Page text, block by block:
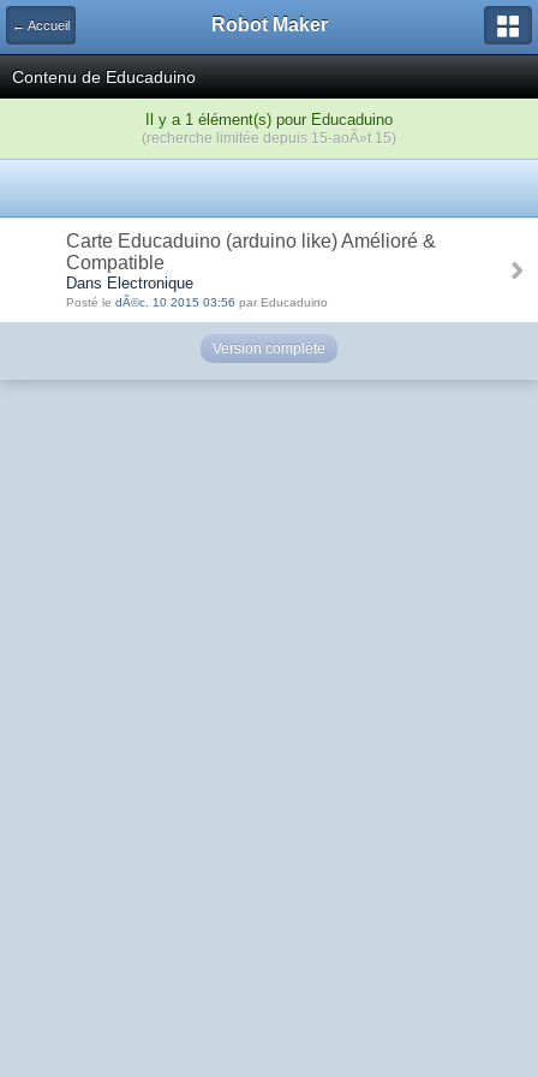
← Accueil Robot Maker
Contenu de Educaduino
Il y a 1 élément(s) pour Educaduino
(recherche limitée depuis 15-aoÃ»t 15)
Carte Educaduino (arduino like) Amélioré &
Compatible
Dans Electronique
Posté le dÃ©c. 10 2015 03:56 par Educaduino
Version complète